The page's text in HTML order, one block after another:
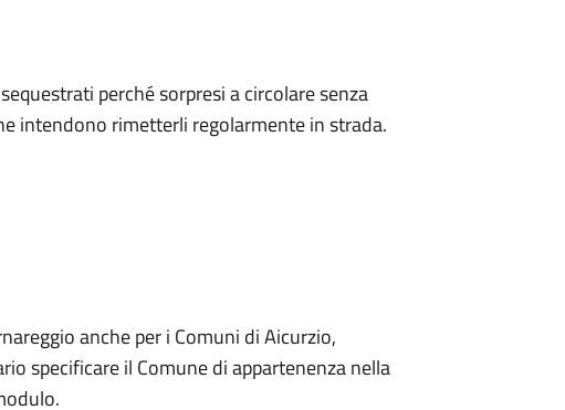
perché sorpresi a circolare senza
intendono rimetterli regolarmente in strada.
anche per i Comuni di Aicurzio,
specificare il Comune di appartenenza nella